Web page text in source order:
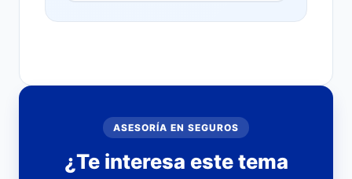
ASESORÍA EN SEGUROS
¿Te interesa este tema